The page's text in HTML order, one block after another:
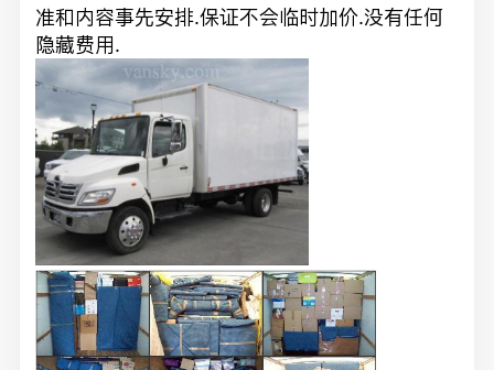
准和内容事先安排.保证不会临时加价.没有任何
隐藏费用.